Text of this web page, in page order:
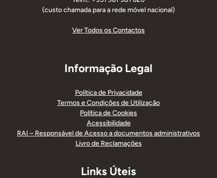
(custo chamada para a rede móvel nacional)
Ver Todos os Contactos
Informação Legal
Política de Privacidade
Termos e Condições de Utilização
Política de Cookies
Acessibilidade
RAI – Responsável de Acesso a documentos administrativos
Livro de Reclamações
Links Úteis